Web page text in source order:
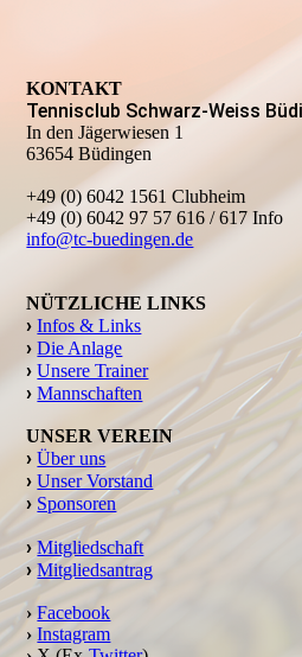
KONTAKT
Tennisclub Schwarz-Weiss
In den Jägerwiesen 1
63654 Büdingen
+49 (0) 6042 1561 Clubheim
+49 (0) 6042 97 57 616 / 617 Info
info@tc-buedingen.de
NÜTZLICHE LINKS
› Infos & Links
› Die Anlage
› Unsere Trainer
› Mannschaften
UNSER VEREIN
› Über uns
› Unser Vorstand
› Sponsoren
› Mitgliedschaft
› Mitgliedsantrag
› Facebook
› Instagram